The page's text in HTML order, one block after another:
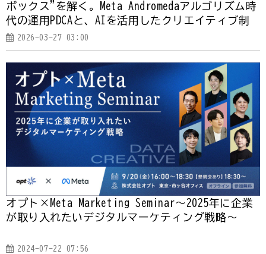
ボックス"を解く。Meta Andromedaアルゴリズム時
代の運用PDCAと、AIを活用したクリエイティブ制
作の新メソッド
2026-03-27 03:00
オプト×Meta Marketing Seminar〜2025年に企業
が取り入れたいデジタルマーケティング戦略～
2024-07-22 07:56